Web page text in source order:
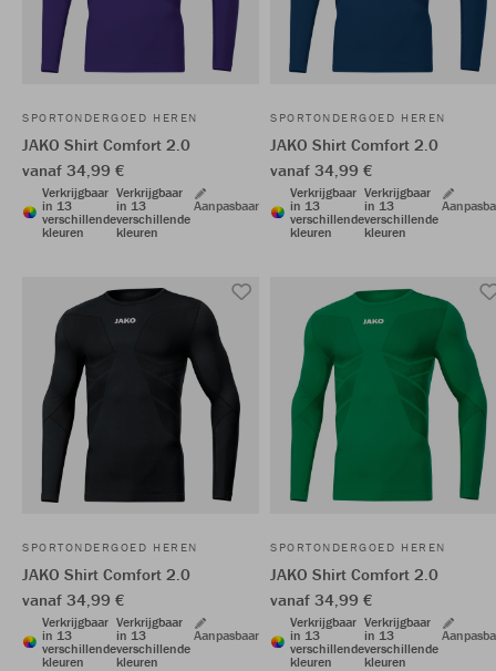
SPORTONDERGOED HEREN
JAKO Shirt Comfort 2.0
vanaf 34,99 €
Verkrijgbaar
in 13
verschillende
kleuren
Verkrijgbaar
in 13
verschillende
kleuren
Aanpasbaar
SPORTONDERGOED HEREN
JAKO Shirt Comfort 2.0
vanaf 34,99 €
Verkrijgbaar
in 13
verschillende
kleuren
Verkrijgbaar
in 13
verschillende
kleuren
SPORTONDERGOED HEREN
JAKO Shirt Comfort 2.0
vanaf 34,99 €
Verkrijgbaar
in 13
verschillende
kleuren
Verkrijgbaar
in 13
verschillende
kleuren
Aanpasbaar
SPORTONDERGOED HEREN
JAKO Shirt Comfort 2.0
vanaf 34,99 €
Verkrijgbaar
in 13
verschillende
kleuren
Verkrijgbaar
in 13
verschillende
kleuren